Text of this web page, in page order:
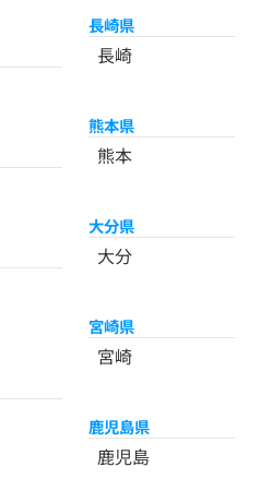
長崎県
長崎
熊本県
熊本
大分県
大分
宮崎県
宮崎
鹿児島県
鹿児島